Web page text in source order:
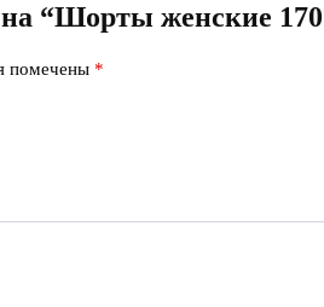
“Шорты женские
помечены *